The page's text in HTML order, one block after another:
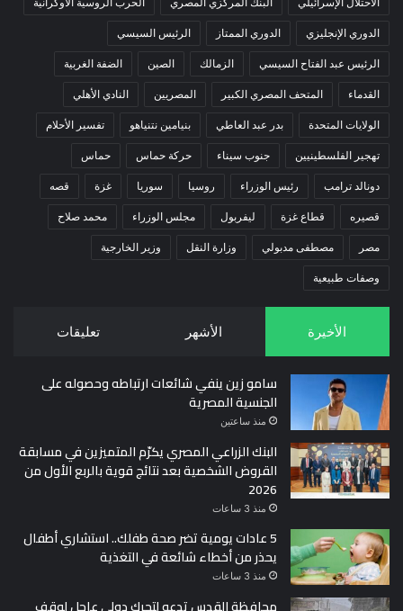
الدوري الإنجليزي الدوري الممتاز الرئيس السيسي
الرئيس عبد الفتاح السيسي الزمالك الصين الضفة الغربية
القدماء المتحف المصري الكبير المصريين النادي الأهلي
الولايات المتحدة بدر عبد العاطي بنيامين نتنياهو تفسير الأحلام
تهجير الفلسطينيين جنوب سيناء حركة حماس حماس
دونالد ترامب رئيس الوزراء روسيا سوريا غزة قصه
قصيره قطاع غزة ليفربول مجلس الوزراء محمد صلاح
مصر مصطفى مدبولي وزارة النقل وزير الخارجية
وصفات طبيعية
الأخيرة الأشهر تعليقات
سامو زين ينفي شائعات ارتباطه وحصوله على
الجنسية المصرية
منذ ساعتين
البنك الزراعي المصري يكرّم المتميزين في مسابقة
القروض الشخصية بعد نتائج قوية بالربع الأول من
2026
منذ 3 ساعات
5 عادات يومية تضر صحة طفلك.. استشاري أطفال
يحذر من أخطاء شائعة في التغذية
منذ 3 ساعات
محافظة القدس تدعو لتحرك دولي عاجل لوقف